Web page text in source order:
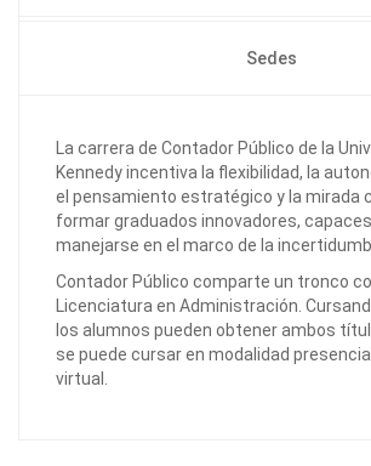
Sedes
La carrera de Contador Público de la
Kennedy incentiva la flexibilidad, la
el pensamiento estratégico y la mirada
formar graduados innovadores,
manejarse en el marco de la
Contador Público comparte un tronco
Licenciatura en Administración.
los alumnos pueden obtener ambos
se puede cursar en modalidad
virtual.